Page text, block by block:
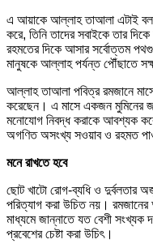
এ আয়াকে আল্লাহ তাআলা এটাই
করে, তিনি তাদের সবাইকে তার
রহমতের দিকে আসার সর্বোত্তম
মানুষকে আল্লাহ পর্যন্ত পৌঁছাতে
আল্লাহ তাআলা পবিত্র রমজানে
করেছেন। এ মাসে একজন মুমিনের
মনোযোগ নিবদ্ধ করাকে আবশ্যক
অগণিত অসংখ্য সওয়াব ও রহমত
মনে রাখতে হবে
ছোট খাটো রোগ-ব্যধি ও দুর্বলতার
পরিত্যাগ করা উচিত নয়। রমজানের
মাধ্যমে জান্নাতে যত বেশী সংখ্যক
প্রবেশের চেষ্টা করা উচিৎ।